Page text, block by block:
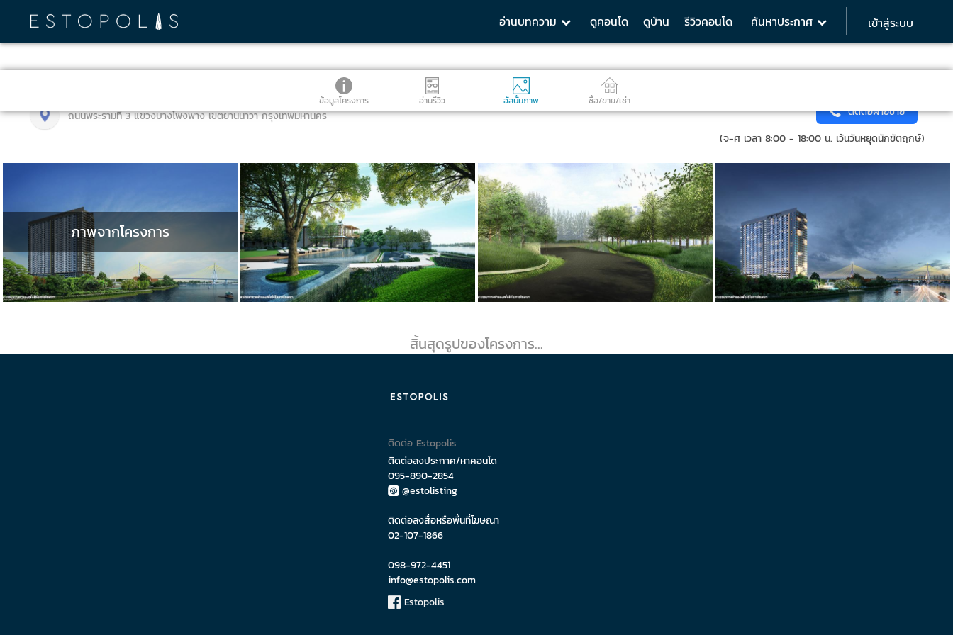
อ่านบทความ ดูคอนโด ดูบ้าน รีวิวคอนโด ค้นหาประกาศ เข้าสู่ระบบ
ข้อมูลโครงการ อ่านรีวิว อัลบั้มภาพ ซื้อ/ขาย/เช่า
ถนนพระรามที่ 3 แขวงบางโพงพาง เขตยานนาวา กรุงเทพมหานคร
ติดต่อฝ่ายขาย
(จ-ศ เวลา 8:00 - 18:00 น. เว้นวันหยุดนักขัตฤกษ์)
ภาพจากโครงการ
สิ้นสุดรูปของโครงการ...
ติดต่อ Estopolis
ติดต่อลงประกาศ/หาคอนโด
095-890-2854
@estolisting
ติดต่อลงสื่อหรือพื้นที่โฆษณา
02-107-1866
098-972-4451
info@estopolis.com
Estopolis